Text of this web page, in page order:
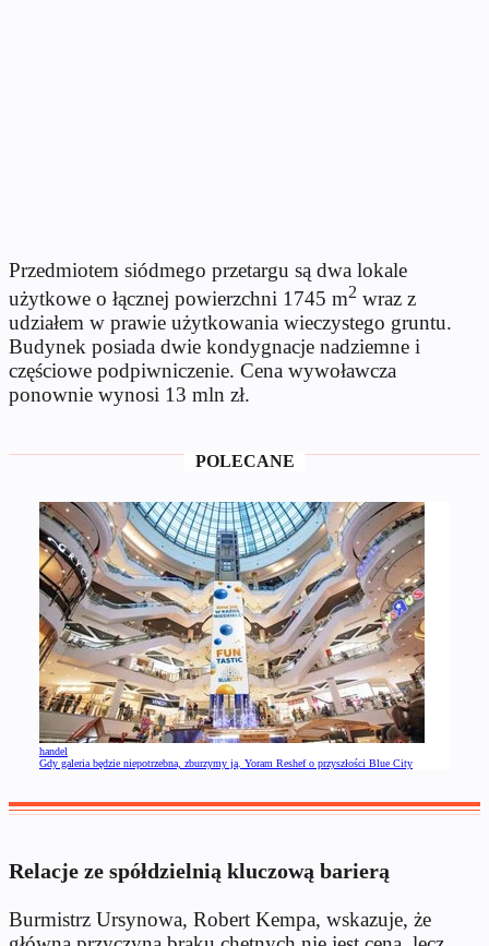
Przedmiotem siódmego przetargu są dwa lokale
użytkowe o łącznej powierzchni 1745 m2 wraz z
udziałem w prawie użytkowania wieczystego gruntu.
Budynek posiada dwie kondygnacje nadziemne i
częściowe podpiwniczenie. Cena wywoławcza
ponownie wynosi 13 mln zł.
POLECANE
handel
Gdy galeria będzie niepotrzebna, zburzymy ją. Yoram Reshef o przyszłości Blue City
Relacje ze spółdzielnią kluczową barierą
Burmistrz Ursynowa, Robert Kempa, wskazuje, że